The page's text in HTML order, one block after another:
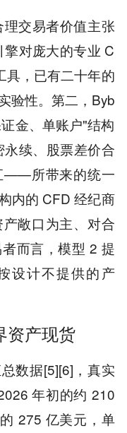
交易者价值主张
对庞大的专业 C
具，已有二十年的
验性。第二，Byb
金、单账户"结构
续、股票差价合
——所带来的统一
内的 CFD 经纪商
敞口为主、对合
而言，模型 2 提
设计不提供的产
资产现货
数据[5][6]，真实
年初的约 210
275 亿美元，单